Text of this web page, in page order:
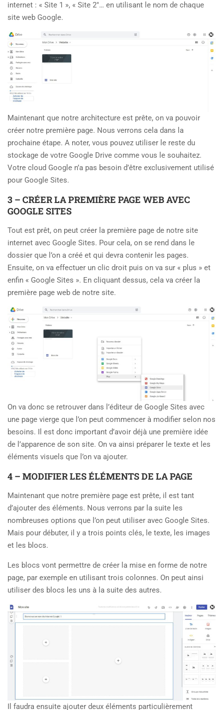
internet : « Site 1 », « Site 2″… en utilisant le nom de chaque
site web Google.
Maintenant que notre architecture est prête, on va pouvoir
créer notre première page. Nous verrons cela dans la
prochaine étape. A noter, vous pouvez utiliser le reste du
stockage de votre Google Drive comme vous le souhaitez.
Votre cloud Google n’a pas besoin d’être exclusivement utilisé
pour Google Sites.
3 – CRÉER LA PREMIÈRE PAGE WEB AVEC
GOOGLE SITES
Tout est prêt, on peut créer la première page de notre site
internet avec Google Sites. Pour cela, on se rend dans le
dossier que l’on a créé et qui devra contenir les pages.
Ensuite, on va effectuer un clic droit puis on va sur « plus » et
enfin « Google Sites ». En cliquant dessus, cela va créer la
première page web de notre site.
On va donc se retrouver dans l’éditeur de Google Sites avec
une page vierge que l’on peut commencer à modifier selon nos
besoins. Il est donc important d’avoir déjà une première idée
de l’apparence de son site. On va ainsi préparer le texte et les
éléments visuels que l’on va ajouter.
4 – MODIFIER LES ÉLÉMENTS DE LA PAGE
Maintenant que notre première page est prête, il est tant
d’ajouter des éléments. Nous verrons par la suite les
nombreuses options que l’on peut utiliser avec Google Sites.
Mais pour débuter, il y a trois points clés, le texte, les images
et les blocs.
Les blocs vont permettre de créer la mise en forme de notre
page, par exemple en utilisant trois colonnes. On peut ainsi
utiliser des blocs les uns à la suite des autres.
Il faudra ensuite ajouter deux éléments particulièrement